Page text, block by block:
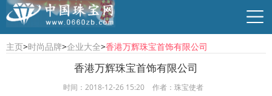
行业资讯 珠宝资讯 商贸供求 时尚品牌
主页>时尚品牌>企业大全>香港万辉珠宝首饰有限公司
香港万辉珠宝首饰有限公司
时间：2018-12-26 15:20 作者：珠宝使者